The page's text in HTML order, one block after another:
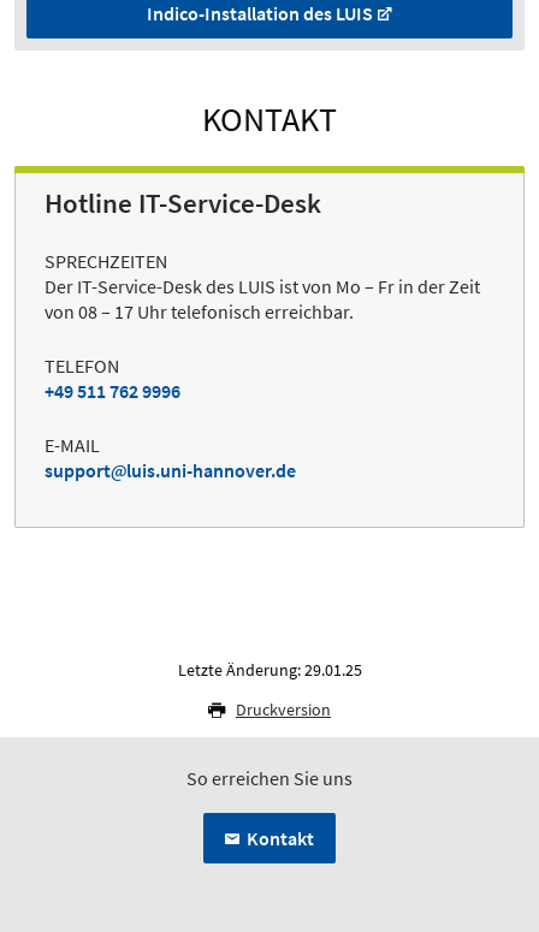
Indico-Installation des LUIS
KONTAKT
Hotline IT-Service-Desk
SPRECHZEITEN
Der IT-Service-Desk des LUIS ist von Mo – Fr in der Zeit
von 08 – 17 Uhr telefonisch erreichbar.
TELEFON
+49 511 762 9996
E-MAIL
support
luis.uni-hannover.de
Letzte Änderung: 29.01.25
Druckversion
So erreichen Sie uns
Kontakt